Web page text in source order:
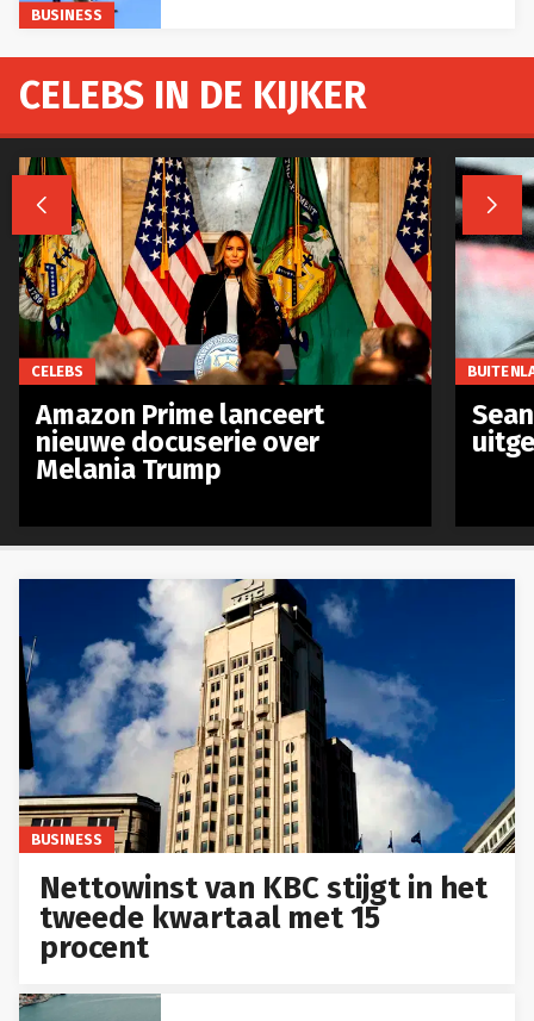
BUSINESS
BUSINESS
Nettowinst van KBC stijgt in het
tweede kwartaal met 15
procent
CELEBS IN DE KIJKER
 
CELEBS
Amazon Prime lanceert
nieuwe docuserie over
Melania Trump